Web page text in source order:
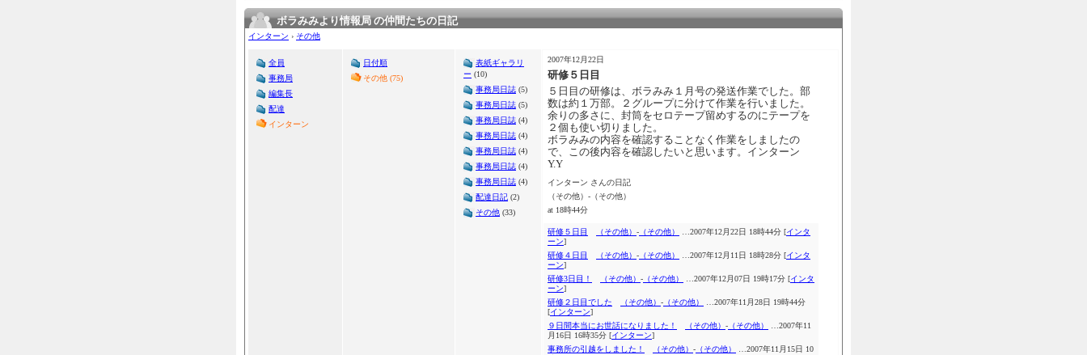
ボラみみより情報局 の仲間たちの日記
インターン › その他
全員
事務局
編集長
配達
インターン
日付順
その他 (75)
表紙ギャラリ
ー (10)
事務局日誌 (5)
事務局日誌 (5)
事務局日誌 (4)
事務局日誌 (4)
事務局日誌 (4)
事務局日誌 (4)
事務局日誌 (4)
配達日記 (2)
その他 (33)
2007年12月22日
研修５日目
５日目の研修は、ボラみみ１月号の発送作業でした。部
数は約１万部。２グループに分けて作業を行いました。
余りの多さに、封筒をセロテープ留めするのにテープを
２個も使い切りました。
ボラみみの内容を確認することなく作業をしましたの
で、この後内容を確認したいと思います。インターン
Y.Y
インターン さんの日記
（その他）-（その他）
at 18時44分
研修５日目 （その他） - （その他） …2007年12月22日 18時44分 [インタ
ーン]
研修４日目
（その他） - （その他） …2007年12月11日 18時28分 [インタ
ーン]
研修3日目！
（その他） - （その他） …2007年12月07日 19時17分 [インタ
ーン]
研修２日目でした
（その他） - （その他）
…2007年11月28日 19時44分
[インターン]
９日間本当にお世話になりました！
（その他） - （その他）
…2007年11
月16日 16時35分 [インターン]
事務所の引越をしました！
（その他） - （その他）
…2007年11月15日 10